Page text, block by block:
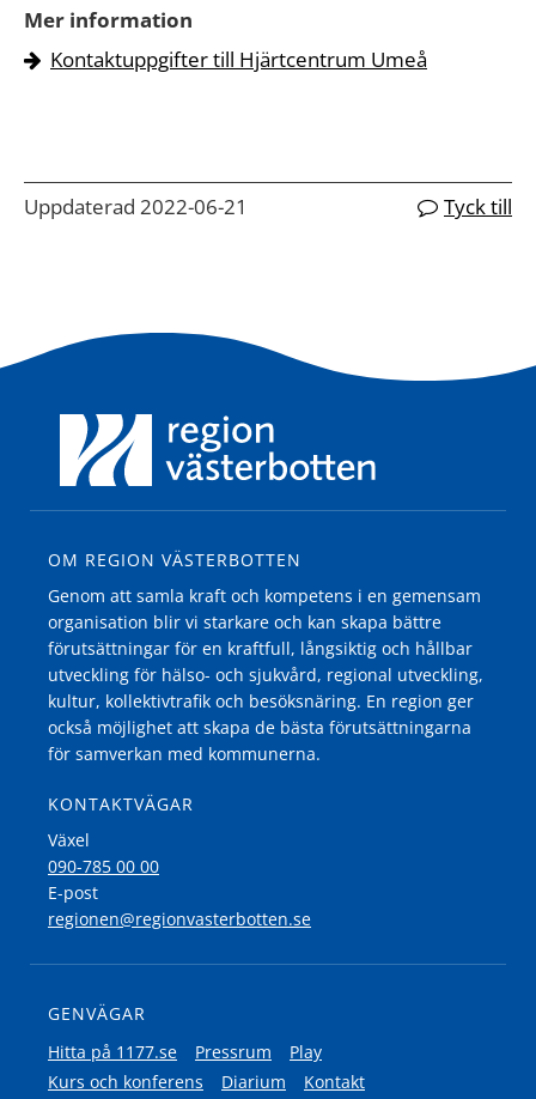
Mer information
Kontaktuppgifter till Hjärtcentrum Umeå
Uppdaterad 2022-06-21 Tyck till
OM REGION VÄSTERBOTTEN
Genom att samla kraft och kompetens i en gemensam
organisation blir vi starkare och kan skapa bättre
förutsättningar för en kraftfull, långsiktig och hållbar
utveckling för hälso- och sjukvård, regional utveckling,
kultur, kollektivtrafik och besöksnäring. En region ger
också möjlighet att skapa de bästa förutsättningarna
för samverkan med kommunerna.
KONTAKTVÄGAR
Växel
090-785 00 00
E-post
regionen@regionvasterbotten.se
GENVÄGAR
Hitta på 1177.se
Pressrum
Play
Kurs och konferens
Diarium Kontakt